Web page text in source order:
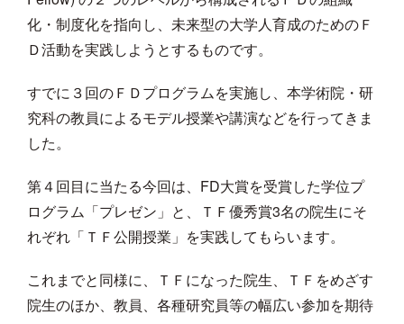
化・制度化を指向し、未来型の大学人育成のためのＦ
Ｄ活動を実践しようとするものです。
すでに３回のＦＤプログラムを実施し、本学術院・研
究科の教員によるモデル授業や講演などを行ってきま
した。
第４回目に当たる今回は、FD大賞を受賞した学位プ
ログラム「プレゼン」と、ＴＦ優秀賞3名の院生にそ
れぞれ「ＴＦ公開授業」を実践してもらいます。
これまでと同様に、ＴＦになった院生、ＴＦをめざす
院生のほか、教員、各種研究員等の幅広い参加を期待